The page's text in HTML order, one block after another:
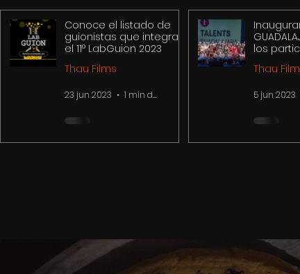
Conoce el listado de
guionistas que integran
el 11° LabGuion 2023
Thau Films
23 jun 2023 1 min de lectura
los
expertos
Thau
5 jun 2023